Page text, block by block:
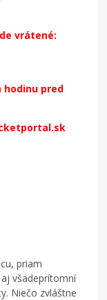
vrátené:
hodinu pred
priam
všadeprítomní
Niečo zvláštne